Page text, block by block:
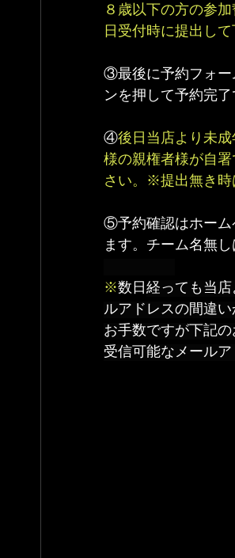
８歳以下の方の参
日受付時に提出して
③最後に予約フォー
ンを押して予約完了
④後日当店より未
様の親権者様が自
さい。※提出無き時
⑤予約確認はホーム
ます。チーム名無
※数日経っても当
ルアドレスの間違
お手数ですが下記
受信可能なメール
【入
・10～18
・大人　
※在学以